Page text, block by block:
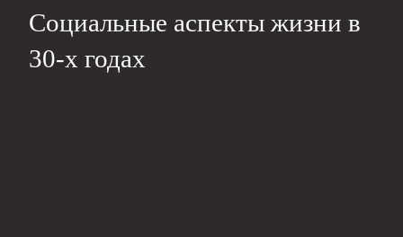
Социальные аспекты жизни в
30-х годах